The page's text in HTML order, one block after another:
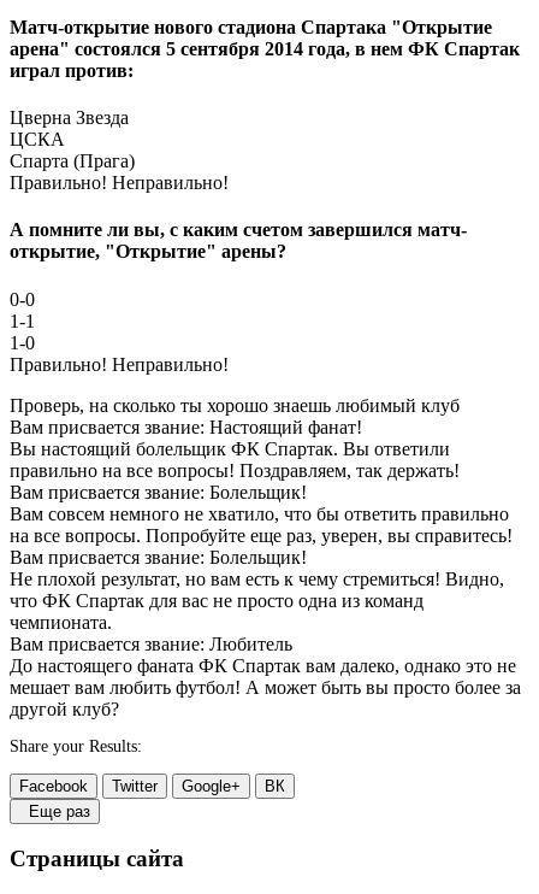
Матч-открытие нового стадиона Спартака "Открытие
арена" состоялся 5 сентября 2014 года, в нем ФК Спартак
играл против:
Цверна Звезда
ЦСКА
Спарта (Прага)
Правильно! Неправильно!
А помните ли вы, с каким счетом завершился матч-
открытие, "Открытие" арены?
0-0
1-1
1-0
Правильно! Неправильно!
Проверь, на сколько ты хорошо знаешь любимый клуб
Вам присвается звание: Настоящий фанат!
Вы настоящий болельщик ФК Спартак. Вы ответили
правильно на все вопросы! Поздравляем, так держать!
Вам присвается звание: Болельщик!
Вам совсем немного не хватило, что бы ответить правильно
на все вопросы. Попробуйте еще раз, уверен, вы справитесь!
Вам присвается звание: Болельщик!
Не плохой результат, но вам есть к чему стремиться! Видно,
что ФК Спартак для вас не просто одна из команд
чемпионата.
Вам присвается звание: Любитель
До настоящего фаната ФК Спартак вам далеко, однако это не
мешает вам любить футбол! А может быть вы просто более за
другой клуб?
Share your Results:
Facebook Twitter Google+
ВК
Еще раз
Страницы сайта